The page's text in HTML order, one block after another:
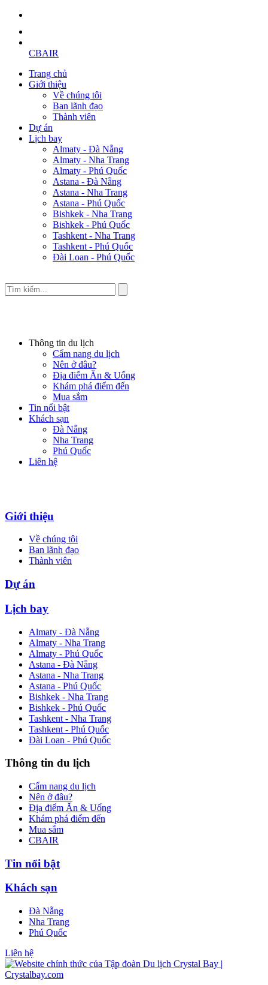
CBAIR
Trang chủ
Giới thiệu
Về chúng tôi
Ban lãnh đạo
Thành viên
Dự án
Lịch bay
Almaty - Đà Nẵng
Almaty - Nha Trang
Almaty - Phú Quốc
Astana - Đà Nẵng
Astana - Nha Trang
Astana - Phú Quốc
Bishkek - Nha Trang
Bishkek - Phú Quốc
Tashkent - Nha Trang
Tashkent - Phú Quốc
Đài Loan - Phú Quốc
Thông tin du lịch
Cẩm nang du lịch
Nên ở đâu?
Địa điểm Ăn & Uống
Khám phá điểm đến
Mua sắm
Tin nổi bật
Khách sạn
Đà Nẵng
Nha Trang
Phú Quốc
Liên hệ
Giới thiệu
Về chúng tôi
Ban lãnh đạo
Thành viên
Dự án
Lịch bay
Almaty - Đà Nẵng
Almaty - Nha Trang
Almaty - Phú Quốc
Astana - Đà Nẵng
Astana - Nha Trang
Astana - Phú Quốc
Bishkek - Nha Trang
Bishkek - Phú Quốc
Tashkent - Nha Trang
Tashkent - Phú Quốc
Đài Loan - Phú Quốc
Thông tin du lịch
Cẩm nang du lịch
Nên ở đâu?
Địa điểm Ăn & Uống
Khám phá điểm đến
Mua sắm
CBAIR
Tin nổi bật
Khách sạn
Đà Nẵng
Nha Trang
Phú Quốc
Liên hệ